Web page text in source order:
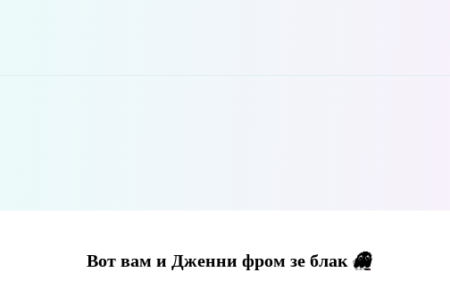
Вот вам и Дженни фром зе блак 👻